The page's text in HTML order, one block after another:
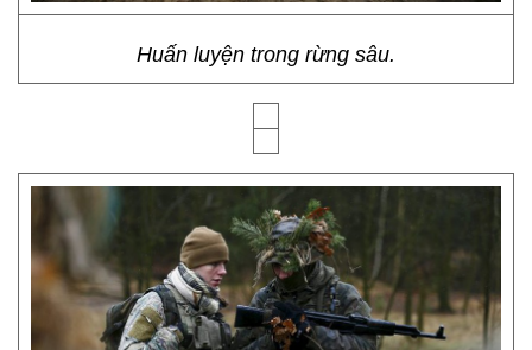
Huấn luyện trong rừng sâu.